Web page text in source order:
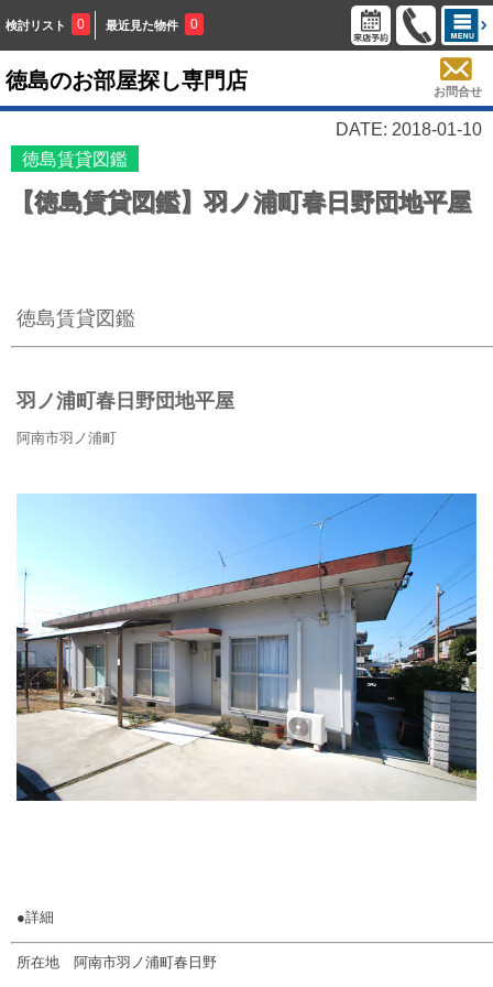
検討リスト 0 最近見た物件 0
徳島のお部屋探し専門店 お問合せ
DATE: 2018-01-10
徳島賃貸図鑑
【徳島賃貸図鑑】羽ノ浦町春日野団地平屋
徳島賃貸図鑑
羽ノ浦町春日野団地平屋
阿南市羽ノ浦町
●詳細
所在地 阿南市羽ノ浦町春日野